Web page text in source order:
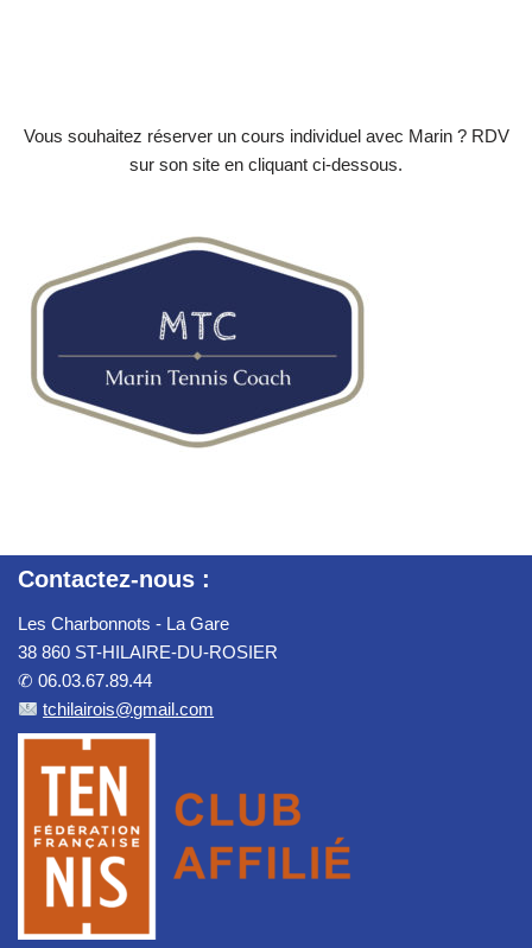
Vous souhaitez réserver un cours individuel avec Marin ? RDV
sur son site en cliquant ci-dessous.
Contactez-nous :
Les Charbonnots - La Gare
38 860 ST-HILAIRE-DU-ROSIER
✆ 06.03.67.89.44
tchilairois@gmail.com